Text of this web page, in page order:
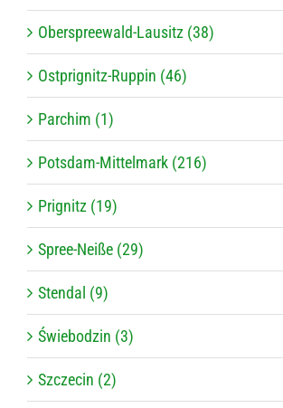
Ober­spree­wald-Lau­sitz (38)
Ostp­ri­g­nitz-Rup­pin (46)
Par­chim (1)
Pots­dam-Mit­tel­mark (216)
Pri­g­nitz (19)
Spree-Neiße (29)
Stendal (9)
Świe­bod­zin (3)
Szc­ze­cin (2)